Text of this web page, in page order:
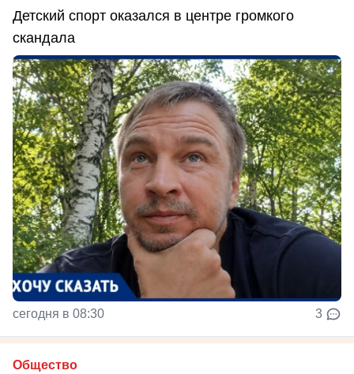
Детский спорт оказался в центре громкого
скандала
сегодня в 08:30 3
Общество